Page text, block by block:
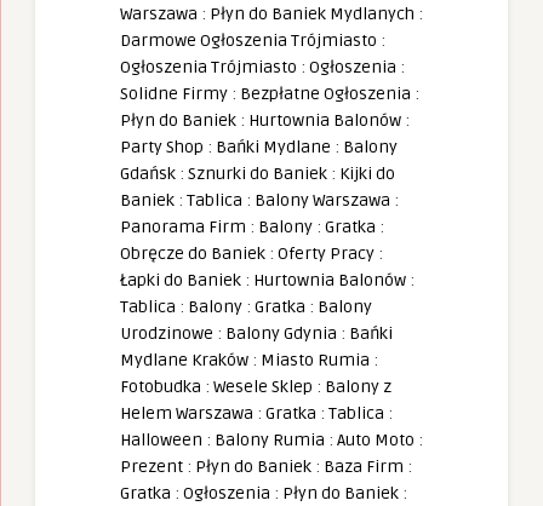
Warszawa : Płyn do Baniek Mydlanych :
Darmowe Ogłoszenia Trójmiasto :
Ogłoszenia Trójmiasto : Ogłoszenia :
Solidne Firmy : Bezpłatne Ogłoszenia :
Płyn do Baniek : Hurtownia Balonów :
Party Shop : Bańki Mydlane : Balony
Gdańsk : Sznurki do Baniek : Kijki do
Baniek : Tablica : Balony Warszawa :
Panorama Firm : Balony : Gratka :
Obręcze do Baniek : Oferty Pracy :
Łapki do Baniek : Hurtownia Balonów :
Tablica : Balony : Gratka : Balony
Urodzinowe : Balony Gdynia : Bańki
Mydlane Kraków : Miasto Rumia :
Fotobudka : Wesele Sklep : Balony z
Helem Warszawa : Gratka : Tablica :
Halloween : Balony Rumia : Auto Moto :
Prezent : Płyn do Baniek : Baza Firm :
Gratka : Ogłoszenia : Płyn do Baniek :